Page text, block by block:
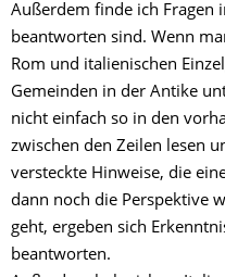
Außerdem finde ich Fragen
beantworten sind. Wenn
Rom und italienischen
Gemeinden in der Antike
nicht einfach so in den
zwischen den Zeilen lesen
versteckte Hinweise, die
dann noch die Perspektive
geht, ergeben sich
beantworten.